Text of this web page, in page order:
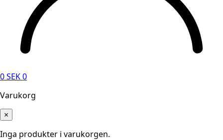
0SEK0
Varukorg
×
Inga produkter i varukorgen.